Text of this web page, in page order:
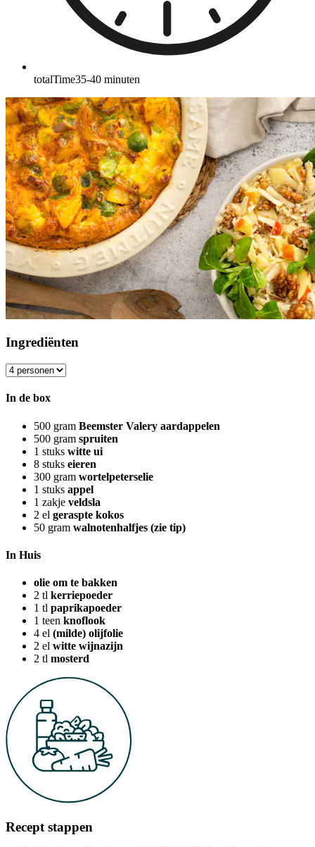
totalTime35-40 minuten
Ingrediënten
In de box
500 gram Beemster Valery aardappelen
500 gram spruiten
1 stuks witte ui
8 stuks eieren
300 gram wortelpeterselie
1 stuks appel
1 zakje veldsla
2 el geraspte kokos
50 gram walnotenhalfjes (zie tip)
In Huis
olie om te bakken
2 tl kerriepoeder
1 tl paprikapoeder
1 teen knoflook
4 el (milde) olijfolie
2 el witte wijnazijn
2 tl mosterd
Recept stappen